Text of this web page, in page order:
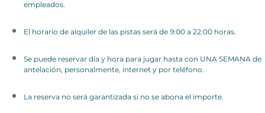
empleados.
El horario de alquiler de las pistas será de 9:00 a 22:00 horas.
Se puede reservar día y hora para jugar hasta con UNA SEMANA de
antelación, personalmente, internet y por teléfono.
La reserva no será garantizada si no se abona el importe.